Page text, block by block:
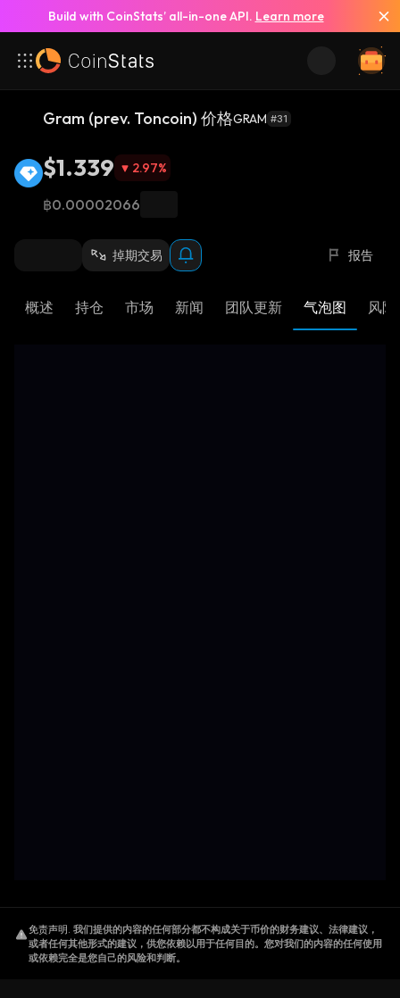
Build with CoinStats’ all-in-one API. Learn more
Gram (prev. Toncoin) 价格GRAM #31
$1.339 2.97%
฿0.00002066
掉期交易 报告
概述 持仓 市场 新闻 团队更新 气泡图 风险
免责声明. 我们提供的内容的任何部分都不构成关于币价的财务建议、法律建议，
或者任何其他形式的建议，供您依赖以用于任何目的。您对我们的内容的任何使用
或依赖完全是您自己的风险和判断。